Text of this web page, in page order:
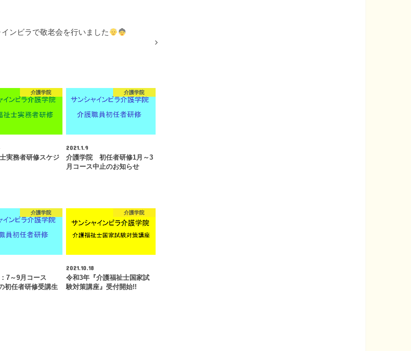
ンビラで敬老会を行いました
介護学院
実務者研修スケジ
介護学院
2021.1.9
介護学院 初任者研修1月～3
月コース中止のお知らせ
介護学院
7～9月コース
初任者研修受講生
介護学院
2021.10.18
令和3年『介護福祉士国家試
験対策講座』受付開始!!